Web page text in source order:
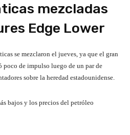
mezcladas
Edge Lower
se mezclaron el jueves, ya que el gran
de impulso luego de un par de
sobre la heredad estadounidense.
bajos y los precios del petróleo